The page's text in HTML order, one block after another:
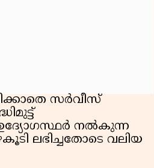
സർവീസ്
നൽകുന്ന
ലഭിച്ചതോടെ വലിയ